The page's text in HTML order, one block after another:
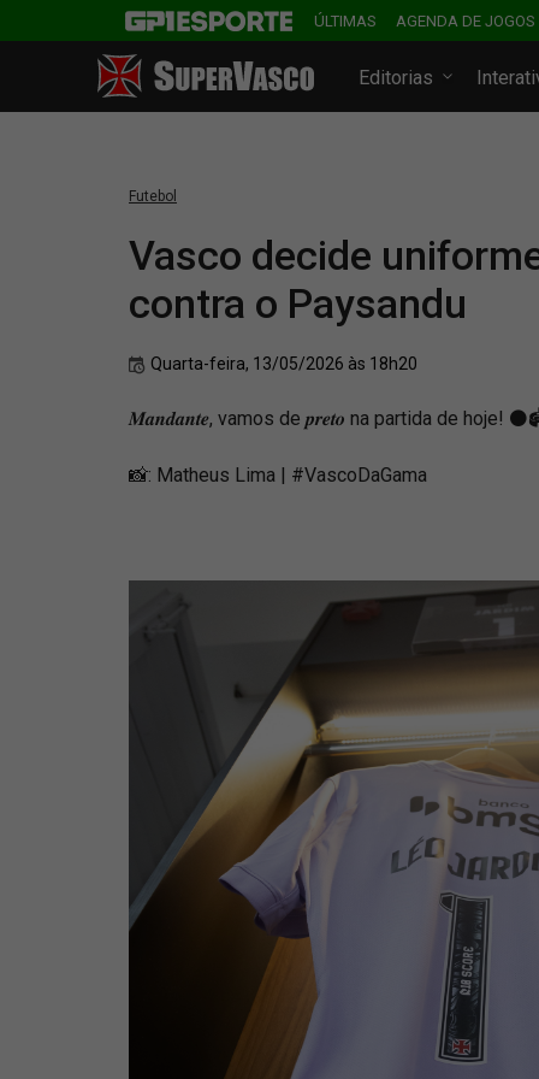
ÚLTIMAS AGENDA DE JOGOS
Editorias
Futebol
Vasco decide
contra o Paysandu
Quarta-feira, 13/05/2026 às 18h20
𝑴𝒂𝒏𝒅𝒂𝒏𝒕𝒆, vamos de 𝒑𝒓𝒆𝒕𝒐 na partida de hoje!
📸: Matheus Lima | #VascoDaGama